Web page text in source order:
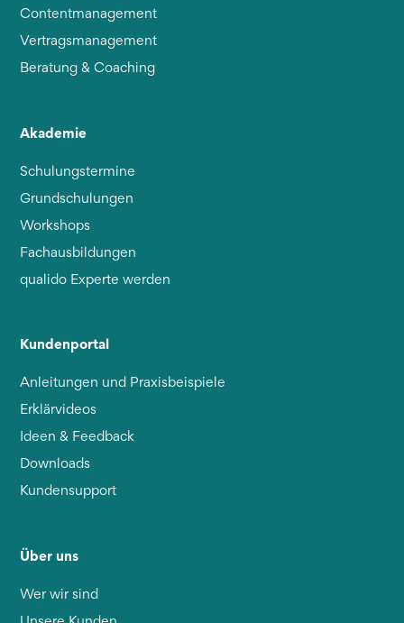
Contentmanagement
Vertragsmanagement
Beratung & Coaching
Akademie
Schulungstermine
Grundschulungen
Workshops
Fachausbildungen
qualido Experte werden
Kundenportal
Anleitungen und Praxisbeispiele
Erklärvideos
Ideen & Feedback
Downloads
Kundensupport
Über uns
Wer wir sind